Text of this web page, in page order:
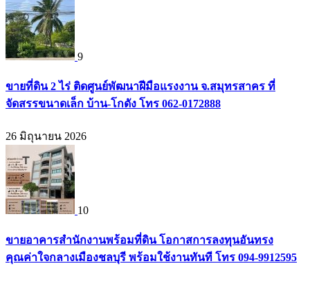
9
ขายที่ดิน 2 ไร่ ติดศูนย์พัฒนาฝีมือแรงงาน จ.สมุทรสาคร ที่
จัดสรรขนาดเล็ก บ้าน-โกดัง โทร 062-0172888
26 มิถุนายน 2026
10
ขายอาคารสำนักงานพร้อมที่ดิน โอกาสการลงทุนอันทรง
คุณค่าใจกลางเมืองชลบุรี พร้อมใช้งานทันที โทร 094-9912595